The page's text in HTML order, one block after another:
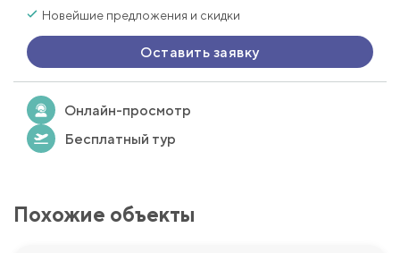
Новейшие предложения и скидки
Оставить заявку
Онлайн-просмотр
Бесплатный тур
Похожие объекты